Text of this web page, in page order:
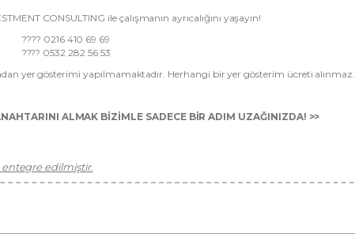
CONSULTING ile çalışmanın ayrıcalığını yaşayın!
???? 0216 410 69 69
???? 0532 282 56 53
yer gösterimi yapılmamaktadır. Herhangi bir yer gösterim ücreti alınmaz.
ALMAK BİZİMLE SADECE BİR ADIM UZAĞINIZDA! >>
entegre edilmiştir.